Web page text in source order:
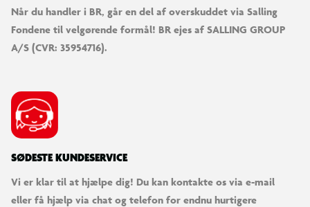
Når du handler i BR, går en del af overskuddet via Salling
Fondene til velgørende formål! BR ejes af SALLING GROUP
A/S (CVR: 35954716).
SØDESTE KUNDESERVICE
Vi er klar til at hjælpe dig! Du kan kontakte os via e-mail
eller få hjælp via chat og telefon for endnu hurtigere